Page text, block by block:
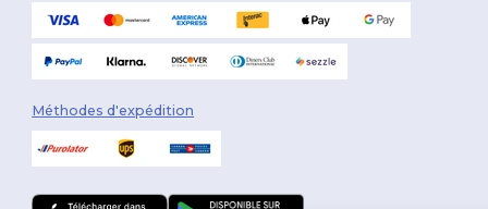
Méthodes d'expédition